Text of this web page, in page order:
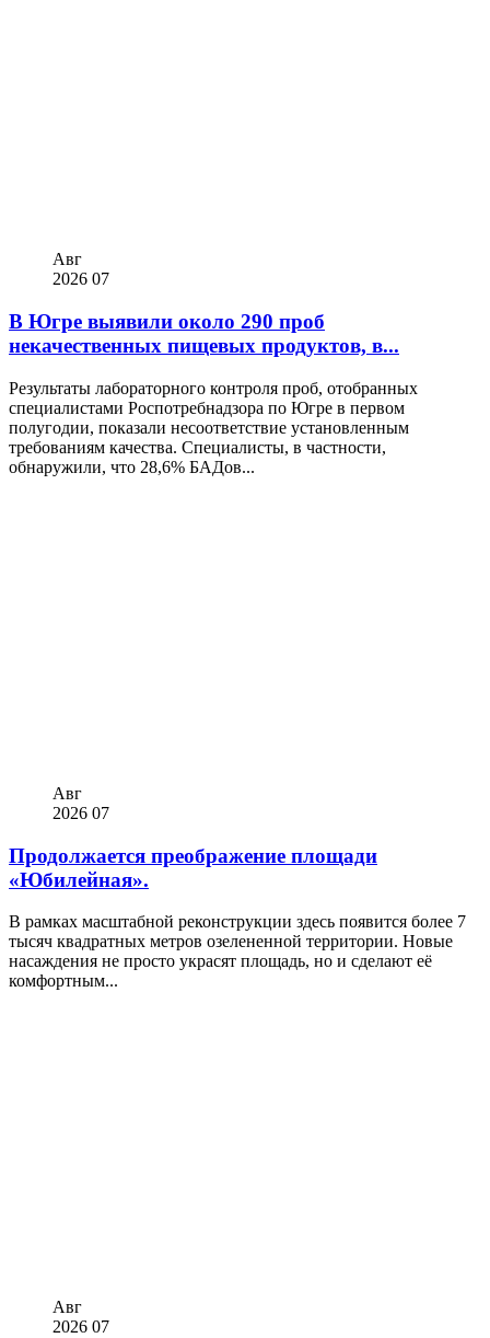
Авг
2026 07
В Югре выявили около 290 проб
некачественных пищевых продуктов, в...
Результаты лабораторного контроля проб, отобранных
специалистами Роспотребнадзора по Югре в первом
полугодии, показали несоответствие установленным
требованиям качества. Специалисты, в частности,
обнаружили, что 28,6% БАДов...
Авг
2026 07
Продолжается преображение площади
«Юбилейная».
В рамках масштабной реконструкции здесь появится более 7
тысяч квадратных метров озелененной территории. Новые
насаждения не просто украсят площадь, но и сделают её
комфортным...
Авг
2026 07